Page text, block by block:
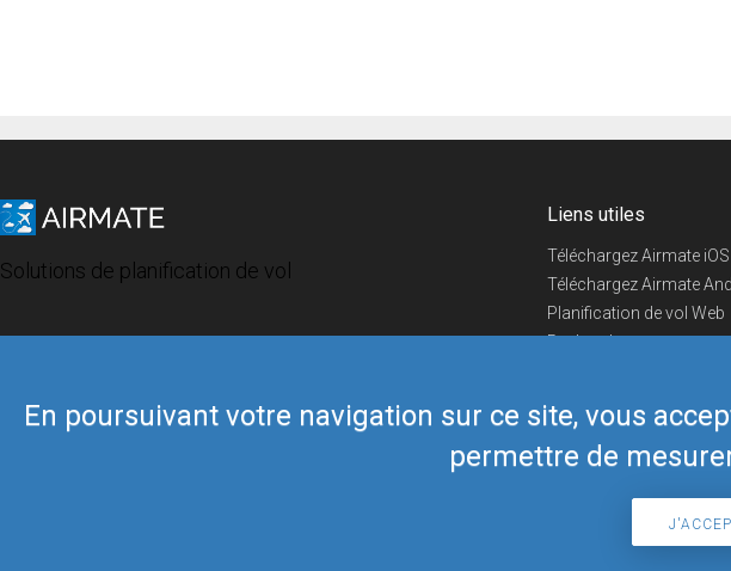
En poursuivant votre navigation sur ce site, vous
permettre de
Solutions de planification de vol
Liens utiles
Téléchargez Airmate iOS
Téléchargez Airmate
Planification de vol Web
Recherche
Boutique Airmate